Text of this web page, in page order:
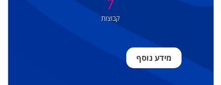
7
קבוצות
מידע נוסף